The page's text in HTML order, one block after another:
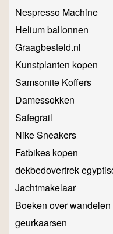
Nespresso Machine
Helium ballonnen
Graagbesteld.nl
Kunstplanten kopen
Samsonite Koffers
Damessokken
Safegrail
Nike Sneakers
Fatbikes kopen
dekbedovertrek
Jachtmakelaar
Boeken over wandelen
geurkaarsen